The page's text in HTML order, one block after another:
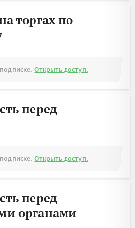
торгах по
Открыть доступ.
перед
Открыть доступ.
перед
органами